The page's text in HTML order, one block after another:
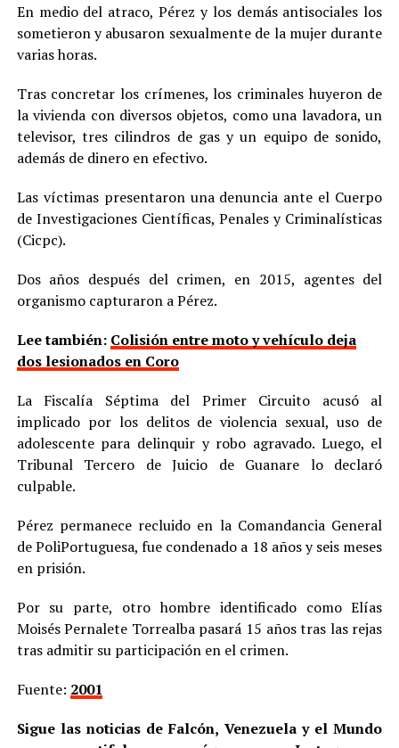
En medio del atraco, Pérez y los demás antisociales los
sometieron y abusaron sexualmente de la mujer durante
varias horas.
Tras concretar los crímenes, los criminales huyeron de
la vivienda con diversos objetos, como una lavadora, un
televisor, tres cilindros de gas y un equipo de sonido,
además de dinero en efectivo.
Las víctimas presentaron una denuncia ante el Cuerpo
de Investigaciones Científicas, Penales y Criminalísticas
(Cicpc).
Dos años después del crimen, en 2015, agentes del
organismo capturaron a Pérez.
Lee también: Colisión entre moto y vehículo deja
dos lesionados en Coro
La Fiscalía Séptima del Primer Circuito acusó al
implicado por los delitos de violencia sexual, uso de
adolescente para delinquir y robo agravado. Luego, el
Tribunal Tercero de Juicio de Guanare lo declaró
culpable.
Pérez permanece recluido en la Comandancia General
de PoliPortuguesa, fue condenado a 18 años y seis meses
en prisión.
Por su parte, otro hombre identificado como Elías
Moisés Pernalete Torrealba pasará 15 años tras las rejas
tras admitir su participación en el crimen.
Fuente: 2001
Sigue las noticias de Falcón, Venezuela y el Mundo